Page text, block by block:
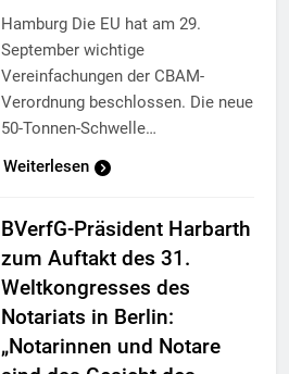
Hamburg Die EU hat am 29.
September wichtige
Vereinfachungen der CBAM-
Verordnung beschlossen. Die neue
50-Tonnen-Schwelle…
Weiterlesen
BVerfG-Präsident Harbarth
zum Auftakt des 31.
Weltkongresses des
Notariats in Berlin:
„Notarinnen und Notare